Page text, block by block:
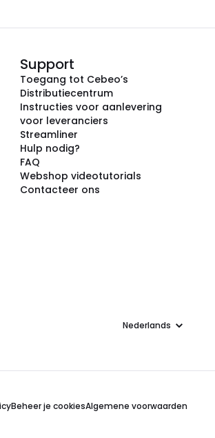
Support
Toegang tot Cebeo’s
Distributiecentrum
Instructies voor aanlevering
voor leveranciers
Streamliner
Hulp nodig?
FAQ
Webshop videotutorials
Contacteer ons
Taal
Beheer je cookiesAlgemene voorwaarden